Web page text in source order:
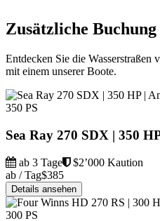
Zusätzliche
Entdecken Sie die
mit einem unserer Boote.
350 PS
Sea Ray 270 SDX | 350
ab 3 Tage
$2’000 Kaution
ab / Tag$385
Details ansehen
300 PS